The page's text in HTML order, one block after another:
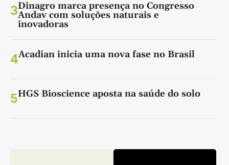
3Dinagro marca presença no Congresso
Andav com soluções naturais e
inovadoras
4Acadian inicia uma nova fase no Brasil
5HGS Bioscience aposta na saúde do solo